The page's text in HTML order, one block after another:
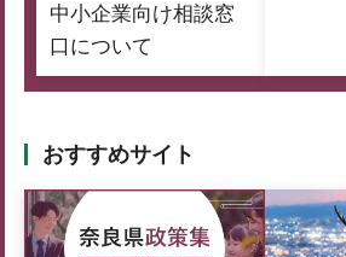
中小企業向け相談窓
口について
おすすめサイト